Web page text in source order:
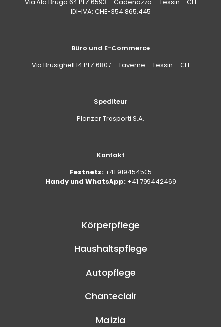
Wasser und anschliessendes Trocknen erforderlich;
die Formel ist auf ein schnelles Abspülen ohne
Via Ala Brüga 64 PLZ 6593 – Cadenazzo – Tessin – CH
IDI-IVA: CHE-354.865.445
Büro und E-Commerce
Via Brüsighell 14 PLZ 6807 – Taverne – Tessin – CH
Spediteur
Planzer Trasporti S.A.
Kontakt
Festnetz: +41 919454505
Handy und WhatsApp: +41 799442469
Körperpflege
Haushaltspflege
Autopflege
Chanteclair
Malizia